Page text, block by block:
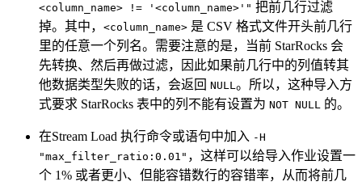
<column_name> != '<column_name>'" 把前几行过滤
掉。其中， <column_name> 是 CSV 格式文件开头前几行
里的任意一个列名。需要注意的是，当前 StarRocks 会
先转换、然后再做过滤，因此如果前几行中的列值转其
他数据类型失败的话，会返回 NULL 。所以，这种导入方
式要求 StarRocks 表中的列不能有设置为 NOT NULL 的。
在Stream Load 执行命令或语句中加入 -H
"max_filter_ratio:0.01" ，这样可以给导入作业设置一
个 1% 或者更小、但能容错数行的容错率，从而将前几